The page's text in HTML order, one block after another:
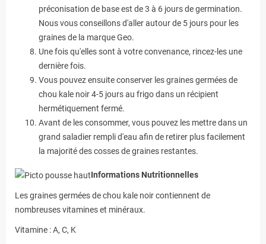
préconisation de base est de 3 à 6 jours de germination.
Nous vous conseillons d'aller autour de 5 jours pour les
graines de la marque Geo.
Une fois qu'elles sont à votre convenance, rincez-les une
dernière fois.
Vous pouvez ensuite conserver les graines germées de
chou kale noir 4-5 jours au frigo dans un récipient
hermétiquement fermé.
Avant de les consommer, vous pouvez les mettre dans un
grand saladier rempli d'eau afin de retirer plus facilement
la majorité des cosses de graines restantes.
Informations Nutritionnelles
Les graines germées de chou kale noir contiennent de
nombreuses vitamines et minéraux.
Vitamine : A, C, K